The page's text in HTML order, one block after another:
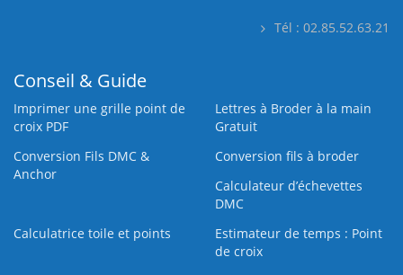
Tél : 02.85.52.63.21
Conseil & Guide
Imprimer une grille point de
croix PDF
Lettres à Broder à la main
Gratuit
Conversion Fils DMC &
Anchor
Conversion fils à broder
Calculateur d’échevettes
DMC
Calculatrice toile et points
Estimateur de temps : Point
de croix